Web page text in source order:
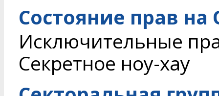
Состояние прав на
Исключительные
Секретное ноу-хау